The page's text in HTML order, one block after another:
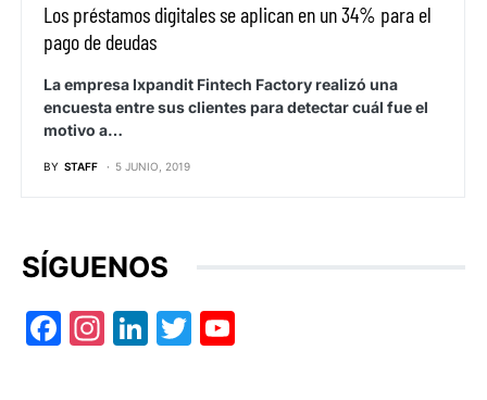
Los préstamos digitales se aplican en un 34% para el
pago de deudas
La empresa Ixpandit Fintech Factory realizó una
encuesta entre sus clientes para detectar cuál fue el
motivo a…
BY STAFF 5 JUNIO, 2019
SÍGUENOS
Facebook
Instagram
LinkedIn
Twitter